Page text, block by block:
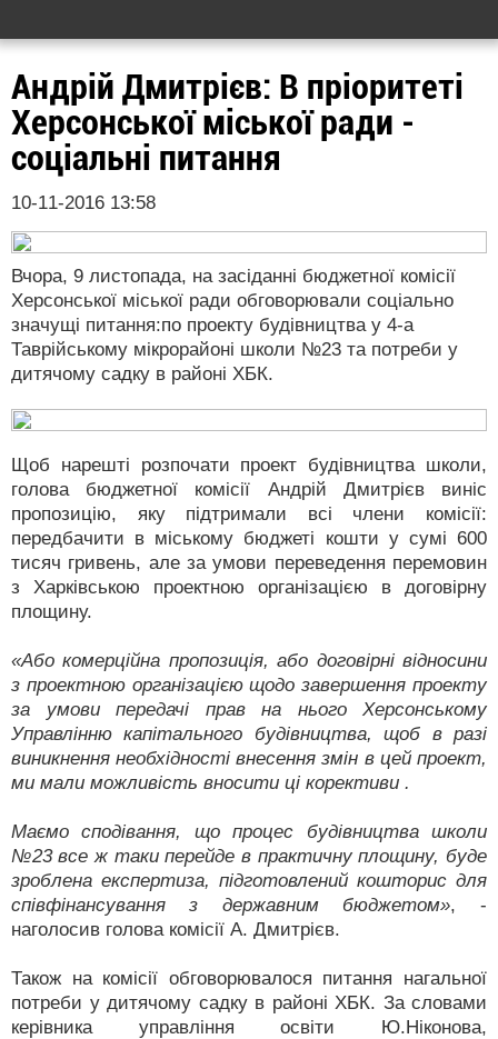
Андрій Дмитрієв: В пріоритеті
Херсонської міської ради -
соціальні питання
10-11-2016 13:58
Вчора, 9 листопада, на засіданні бюджетної комісії
Херсонської міської ради обговорювали соціально
значущі питання:по проекту будівництва у 4-а
Таврійському мікрорайоні школи №23 та потреби у
дитячому садку в районі ХБК.
Щоб нарешті розпочати проект будівництва школи,
голова бюджетної комісії Андрій Дмитрієв виніс
пропозицію, яку підтримали всі члени комісії:
передбачити в міському бюджеті кошти у сумі 600
тисяч гривень, але за умови переведення перемовин
з Харківською проектною організацією в договірну
площину.
«Або комерційна пропозиція, або договірні відносини
з проектною організацією щодо завершення проекту
за умови передачі прав на нього Херсонському
Управлінню капітального будівництва, щоб в разі
виникнення необхідності внесення змін в цей проект,
ми мали можливість вносити ці корективи .
Маємо сподівання, що процес будівництва школи
№23 все ж таки перейде в практичну площину, буде
зроблена експертиза, підготовлений кошторис для
співфінансування з державним бюджетом», -
наголосив голова комісії А. Дмитрієв.
Також на комісії обговорювалося питання нагальної
потреби у дитячому садку в районі ХБК. За словами
керівника управління освіти Ю.Ніконова,